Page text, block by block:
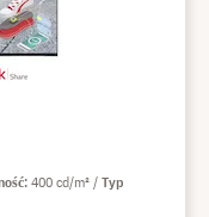
400 cd/m²
Typ